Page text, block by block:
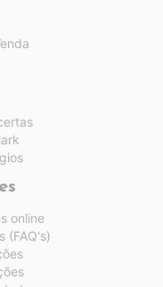
online
(FAQ's)